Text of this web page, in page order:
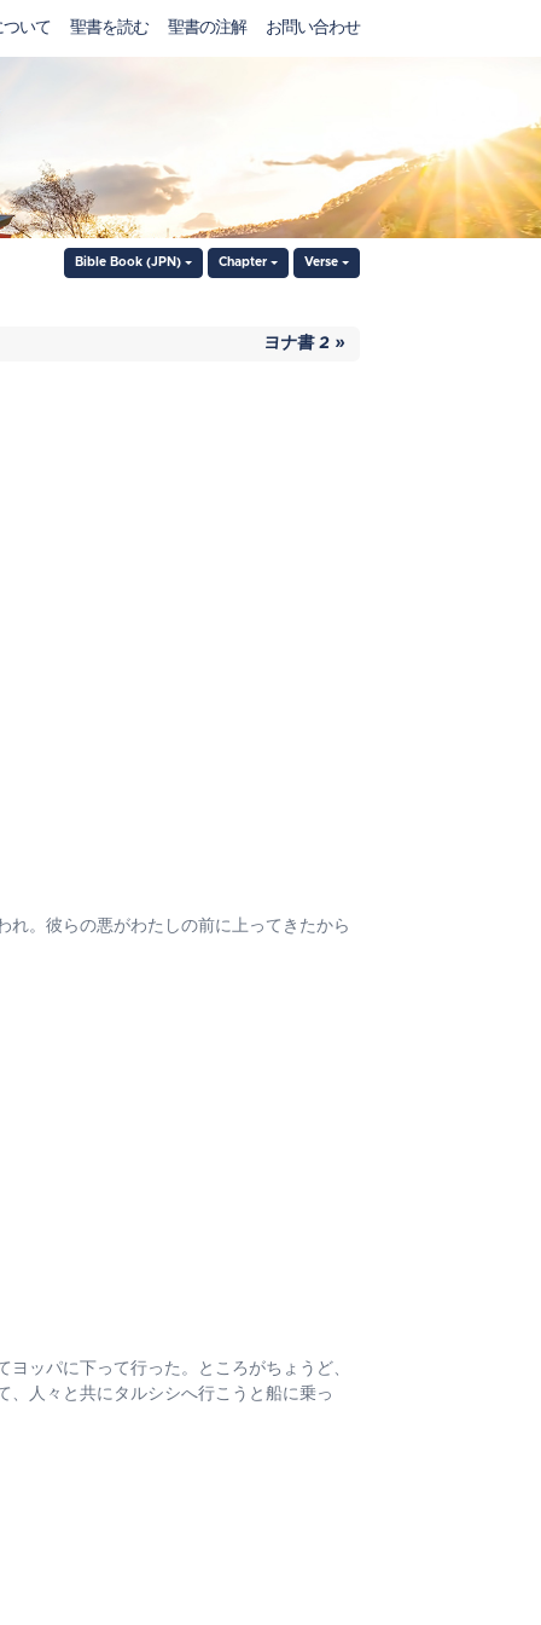
ついて 聖書を読む 聖書の注解 お問い合わせ
Bible Book (JPN) Chapter Verse
ヨナ書 2 »
れ。彼らの悪がわたしの前に上ってきたから
ッパに下って行った。ところがちょうど、
、人々と共にタルシシへ行こうと船に乗っ